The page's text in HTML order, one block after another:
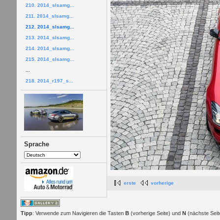
210. 2014_slsamg...
211. 2014_slsamg...
212. 2014_slsamg...
213. 2014_slsamg...
214. 2014_slsamg...
215. 2014_slsamg...
218. 2014_r197_s...
Sprache
erste vorherige
Tipp: Verwende zum Navigieren die Tasten B(vorherige Seite) und N(nächste